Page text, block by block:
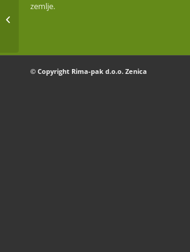
zemlje.
© Copyright Rima-pak d.o.o. Zenica